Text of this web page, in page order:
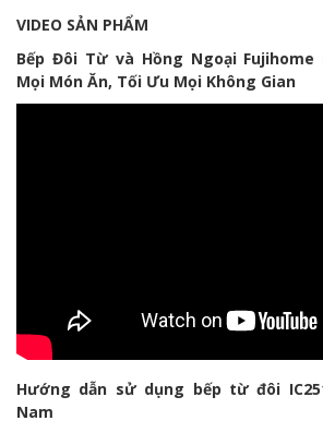
VIDEO SẢN PHẨM
Bếp Đôi Từ và Hồng Ngoại Fujihome
Mọi Món Ăn, Tối Ưu Mọi Không Gian
Hướng dẫn sử dụng bếp từ đôi
Nam